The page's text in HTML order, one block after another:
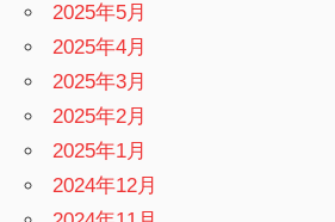
2025年5月
2025年4月
2025年3月
2025年2月
2025年1月
2024年12月